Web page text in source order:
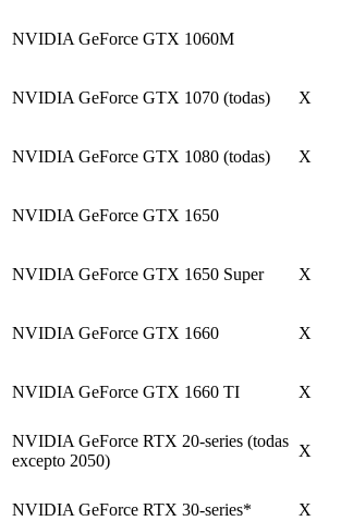
NVIDIA GeForce GTX 1060M
NVIDIA GeForce GTX 1070 (todas) X
NVIDIA GeForce GTX 1080 (todas) X
NVIDIA GeForce GTX 1650
NVIDIA GeForce GTX 1650 Super X
NVIDIA GeForce GTX 1660 X
NVIDIA GeForce GTX 1660 TI X
NVIDIA GeForce RTX 20-series (todas
excepto 2050)
X
NVIDIA GeForce RTX 30-series* X